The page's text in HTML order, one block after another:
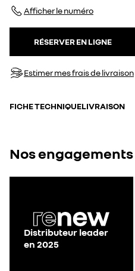
Afficher le numéro
RÉSERVER EN LIGNE
Estimer mes frais de livraison
FICHE TECHNIQUELIVRAISON
Nos engagements
Distributeur leader
en 2025